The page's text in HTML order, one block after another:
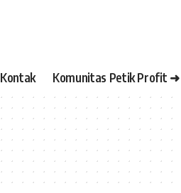
Kontak Komunitas Petik Profit ➜